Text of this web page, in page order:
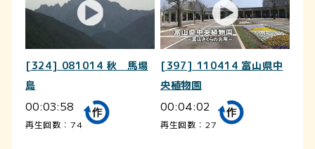
[324] 081014 秋 馬場
島
00:03:58
再生回数：74
[397] 110414 富山県中
央植物園
00:04:02
再生回数：27